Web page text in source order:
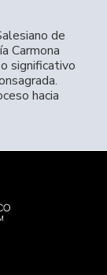
de
Carmona
significativo
hacia